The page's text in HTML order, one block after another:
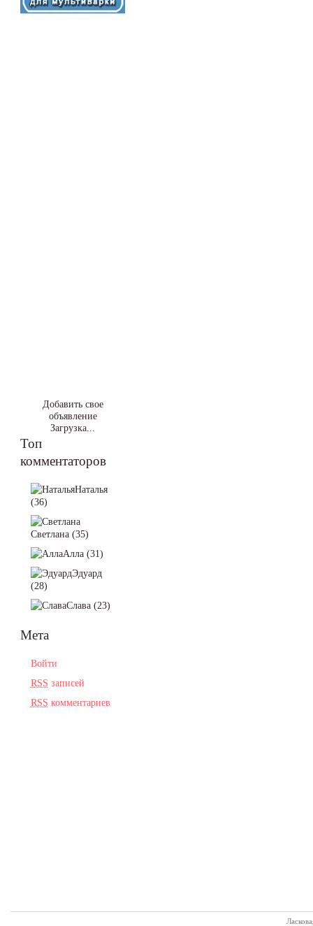
Добавить свое
объявление
Загрузка...
Топ
комментаторов
Наталья
(36)
Светлана (35)
Алла (31)
Эдуард
(28)
Слава (23)
Мета
Войти
RSS записей
RSS комментариев